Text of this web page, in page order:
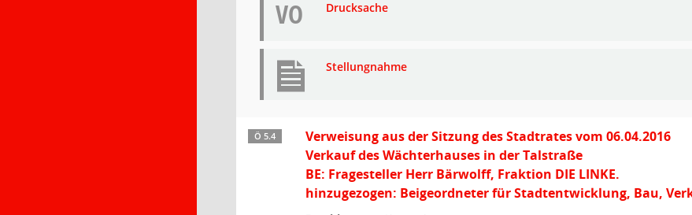
VO Drucksache
Stellungnahme
Ö 5.4
Verweisung aus der Sitzung des Stadtrates vom 06.04.2016
Verkauf des Wächterhauses in der Talstraße
BE: Fragesteller Herr Bärwolff, Fraktion DIE LINKE.
hinzugezogen: Beigeordneter für Stadtentwicklung, Bau,